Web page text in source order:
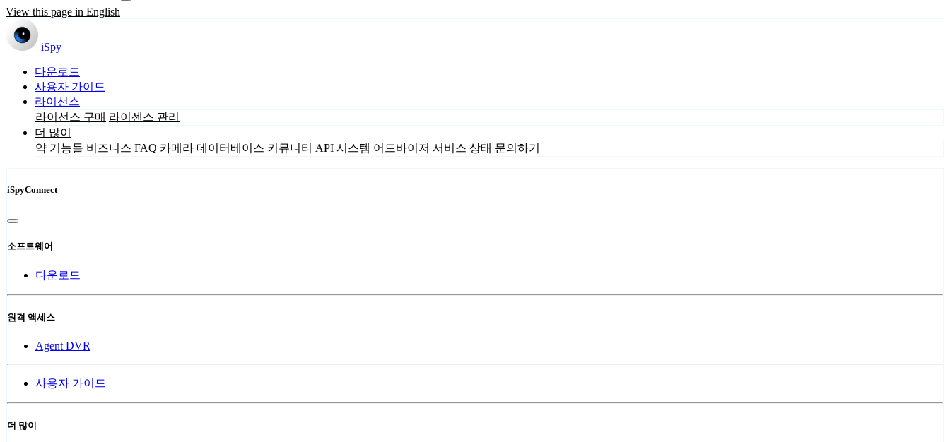
View this page in English
iSpy
다운로드
사용자 가이드
라이선스
라이선스 구매 라이센스 관리
더 많이
약 기능들 비즈니스 FAQ 카메라 데이터베이스 커뮤니티 API 시스템 어드바이저 서비스 상태 문의하기
iSpyConnect
소프트웨어
다운로드
원격 액세스
Agent DVR
사용자 가이드
더 많이